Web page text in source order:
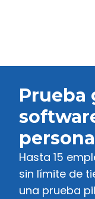
Prueba
Hasta 15
sin límite de
una prueba